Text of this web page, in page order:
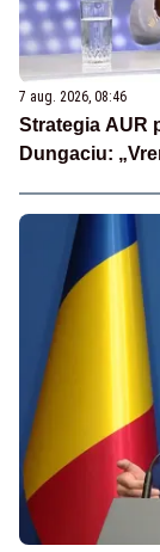
7 aug. 2026, 08:46
Strategia AUR
Dungaciu: